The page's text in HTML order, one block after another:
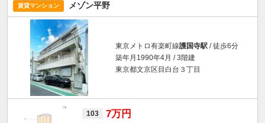
賃貸マンション メゾン平野
東京メトロ有楽町線護国寺駅 / 徒歩6分
築年月1990年4月 / 3階建
東京都文京区目白台３丁目
103 7万円